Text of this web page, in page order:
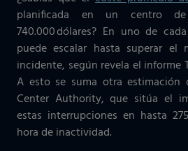
planificada en un centro
740.000 dólares? En uno de
puede escalar hasta superar el
incidente, según revela el informe
A esto se suma otra estimación
Center Authority, que sitúa el
estas interrupciones en hasta
hora de inactividad.